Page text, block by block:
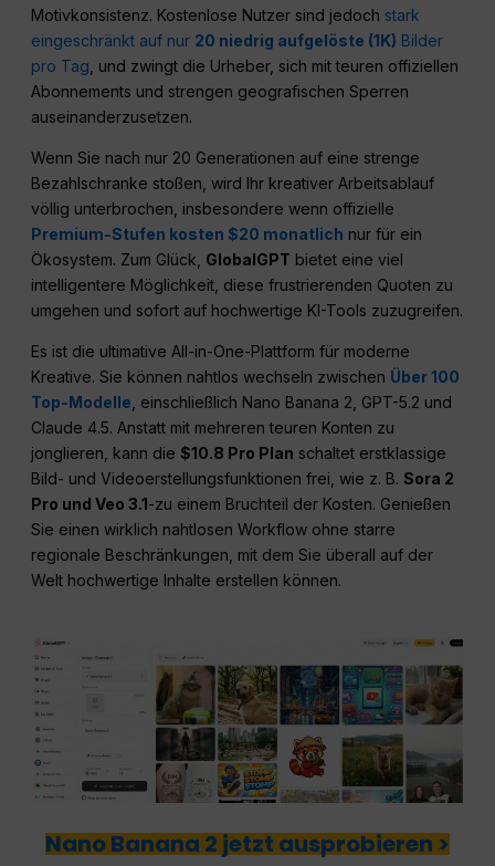
Motivkonsistenz. Kostenlose Nutzer sind jedoch stark
eingeschränkt auf nur 20 niedrig aufgelöste (1K) Bilder
pro Tag , und zwingt die Urheber, sich mit teuren offiziellen
Abonnements und strengen geografischen Sperren
auseinanderzusetzen.
Wenn Sie nach nur 20 Generationen auf eine strenge
Bezahlschranke stoßen, wird Ihr kreativer Arbeitsablauf
völlig unterbrochen, insbesondere wenn offizielle
Premium-Stufen kosten $20 monatlich nur für ein
Ökosystem. Zum Glück, GlobalGPT bietet eine viel
intelligentere Möglichkeit, diese frustrierenden Quoten zu
umgehen und sofort auf hochwertige KI-Tools zuzugreifen.
Es ist die ultimative All-in-One-Plattform für moderne
Kreative. Sie können nahtlos wechseln zwischen Über 100
Top-Modelle, einschließlich Nano Banana 2, GPT-5.2 und
Claude 4.5. Anstatt mit mehreren teuren Konten zu
jonglieren, kann die$10.8 Pro Plan schaltet erstklassige
Bild- und Videoerstellungsfunktionen frei, wie z. B.Sora 2
Pro und Veo 3.1 -zu einem Bruchteil der Kosten. Genießen
Sie einen wirklich nahtlosen Workflow ohne starre
regionale Beschränkungen, mit dem Sie überall auf der
Welt hochwertige Inhalte erstellen können.
Nano Banana 2 jetzt ausprobieren >